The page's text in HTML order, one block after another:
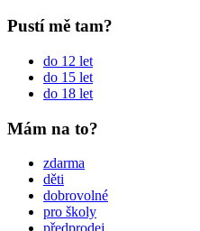
Pustí mě tam?
do 12 let
do 15 let
do 18 let
Mám na to?
zdarma
děti
dobrovolné
pro školy